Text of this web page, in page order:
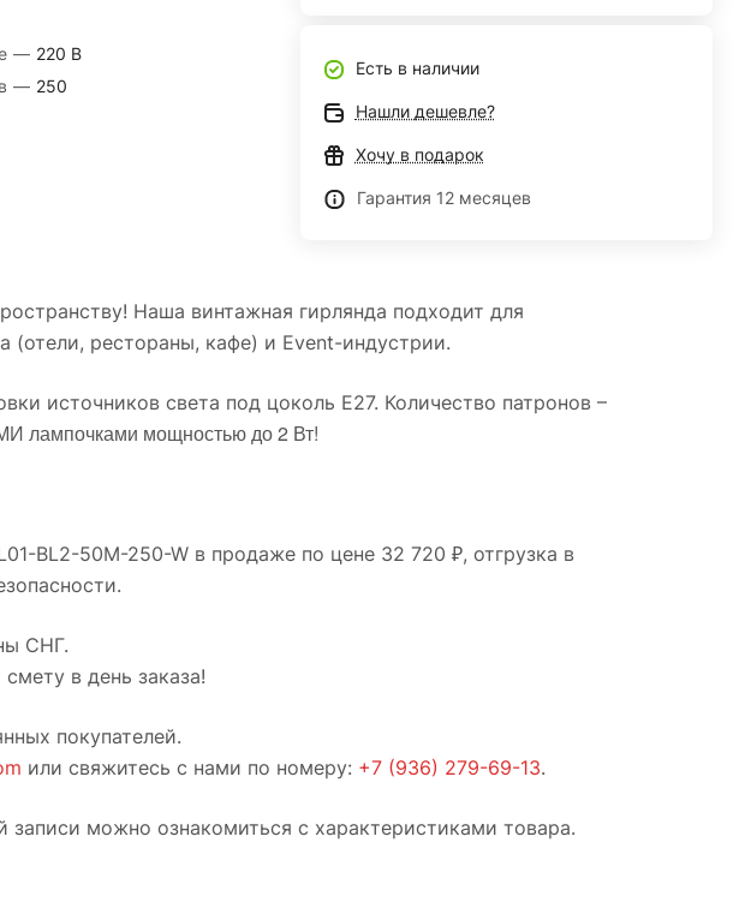
— 220 В
— 250
Есть в наличии
Нашли дешевле?
Хочу в подарок
Гарантия 12 месяцев
Наша винтажная гирлянда подходит для
(отели, рестораны, кафе) и Event-индустрии.
источников света под цоколь E27. Количество патронов –
лампочками мощностью до 2 Вт!
BL2-50M-250-W в продаже по цене 32 720 ₽, отгрузка в
СНГ.
в день заказа!
покупателей.
или свяжитесь с нами по номеру: +7 (936) 279-69-13.
можно ознакомиться с характеристиками товара.